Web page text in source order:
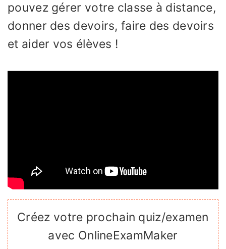
pouvez gérer votre classe à distance,
donner des devoirs, faire des devoirs
et aider vos élèves !
Créez votre prochain quiz/examen
avec OnlineExamMaker